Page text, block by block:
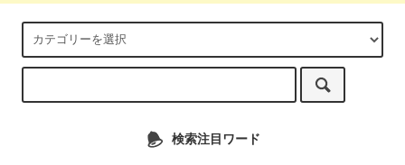
検索注目ワード